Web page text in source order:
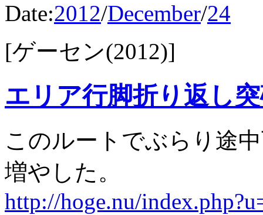
Date:2012/December/24
[ゲーセン(2012)]
エリア行脚折り返し
このルートでぶらり途
増やした。
http://hoge.nu/